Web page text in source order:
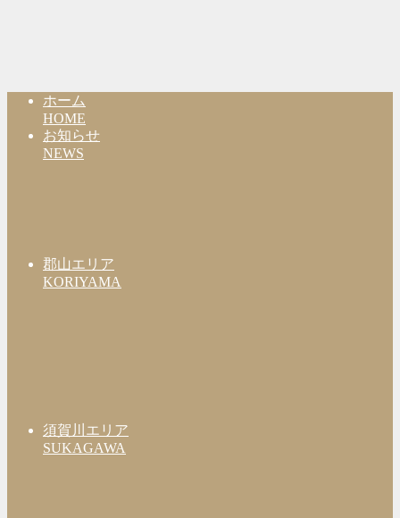
ホーム
HOME
お知らせ
NEWS
郡山エリア
KORIYAMA
須賀川エリア
SUKAGAWA